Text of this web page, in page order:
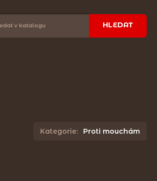
HLEDAT
Kategorie: Proti mouchám